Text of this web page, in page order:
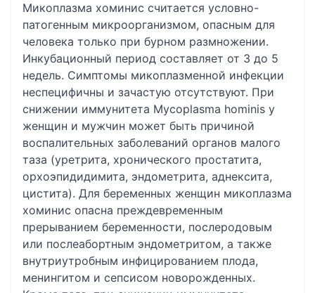
Микоплазма хоминис считается условно-
патогенным микроорганизмом, опасным для
человека только при бурном размножении.
Инкубационный период составляет от 3 до 5
недель. Симптомы микоплазменной инфекции
неспецифичны и зачастую отсутствуют. При
снижении иммунитета Mycoplasma hominis у
женщин и мужчин может быть причиной
воспалительных заболеваний органов малого
таза (уретрита, хронического простатита,
орхоэпидидимита, эндометрита, аднексита,
цистита). Для беременных женщин микоплазма
хоминис опасна преждевременным
прерыванием беременности, послеродовым
или послеабортным эндометритом, а также
внутриутробным инфицированием плода,
менингитом и сепсисом новорожденных.